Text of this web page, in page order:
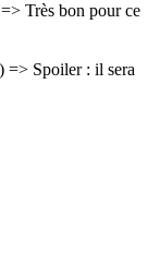
Très bon pour ce
=> Spoiler : il sera